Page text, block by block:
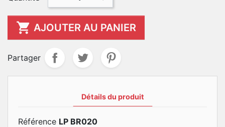
 AJOUTER AU PANIER
Partager
Détails du produit
Référence LP BR020